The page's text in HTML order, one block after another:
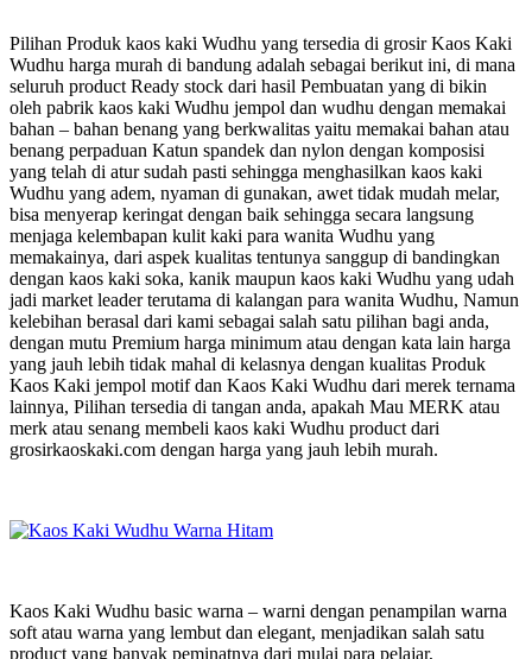
Pilihan Produk kaos kaki Wudhu yang tersedia di grosir Kaos Kaki
Wudhu harga murah di bandung adalah sebagai berikut ini, di mana
seluruh product Ready stock dari hasil Pembuatan yang di bikin
oleh pabrik kaos kaki Wudhu jempol dan wudhu dengan memakai
bahan – bahan benang yang berkwalitas yaitu memakai bahan atau
benang perpaduan Katun spandek dan nylon dengan komposisi
yang telah di atur sudah pasti sehingga menghasilkan kaos kaki
Wudhu yang adem, nyaman di gunakan, awet tidak mudah melar,
bisa menyerap keringat dengan baik sehingga secara langsung
menjaga kelembapan kulit kaki para wanita Wudhu yang
memakainya, dari aspek kualitas tentunya sanggup di bandingkan
dengan kaos kaki soka, kanik maupun kaos kaki Wudhu yang udah
jadi market leader terutama di kalangan para wanita Wudhu, Namun
kelebihan berasal dari kami sebagai salah satu pilihan bagi anda,
dengan mutu Premium harga minimum atau dengan kata lain harga
yang jauh lebih tidak mahal di kelasnya dengan kualitas Produk
Kaos Kaki jempol motif dan Kaos Kaki Wudhu dari merek ternama
lainnya, Pilihan tersedia di tangan anda, apakah Mau MERK atau
merk atau senang membeli kaos kaki Wudhu product dari
grosirkaoskaki.com dengan harga yang jauh lebih murah.
Kaos Kaki Wudhu basic warna – warni dengan penampilan warna
soft atau warna yang lembut dan elegant, menjadikan salah satu
product yang banyak peminatnya dari mulai para pelajar,